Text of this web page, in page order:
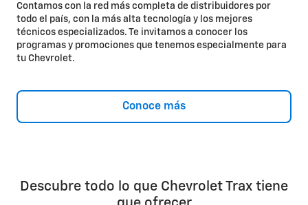
Contamos con la red más completa de distribuidores por
todo el país, con la más alta tecnología y los mejores
técnicos especializados. Te invitamos a conocer los
programas y promociones que tenemos especialmente para
tu Chevrolet.
Conoce más
Descubre todo lo que Chevrolet Trax tiene